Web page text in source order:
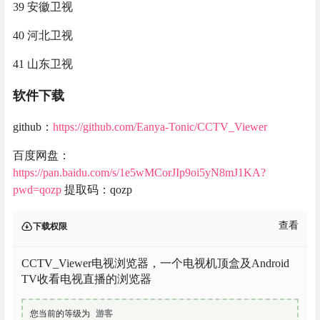
39 安徽卫视
40 河北卫视
41 山东卫视
软件下载
github： https://github.com/Eanya-Tonic/CCTV_Viewer
百度网盘：
https://pan.baidu.com/s/1e5wMCorJIp9oi5yN8mJ1KA?
pwd=qozp 提取码：qozp
下载权限 查看
CCTV_Viewer电视浏览器，一个电视机顶盒及Android
TV收看电视直播的浏览器
您当前的等级为 游客